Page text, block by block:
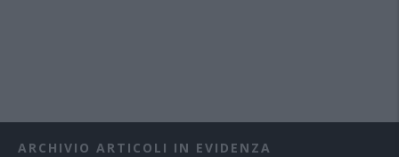
ARCHIVIO ARTICOLI IN EVIDENZA